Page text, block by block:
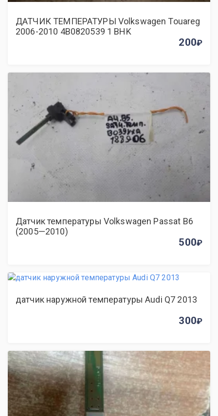
ДАТЧИК ТЕМПЕРАТУРЫ Volkswagen Touareg
2006-2010 4B0820539 1 BHK
200
Датчик температуры Volkswagen Passat B6
(2005—2010)
500
датчик наружной температуры Audi Q7 2013
300